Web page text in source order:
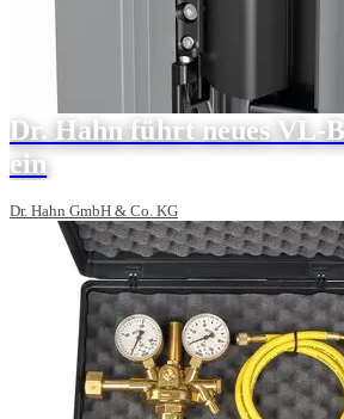
Dr. Hahn führt neues VL-
ein
Dr. Hahn GmbH & Co. KG